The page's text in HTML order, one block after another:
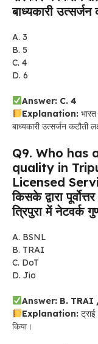
बाध्यकारी
A. 3
B. 5
C. 4
D. 6
Answer: C. 4
Explanation:
बाध्यकारी उत्सर्जन कटौती
Q9. Who has
quality in
Licensed
किसके द्वारा
त्रिपुरा में नेटवर्क
A. BSNL
B. TRAI
C. DoT
D. Jio
Answer: B. TRAI /
Explanation:
किया।